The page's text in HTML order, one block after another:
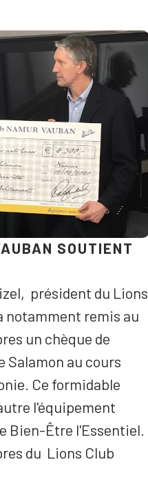
SOUTIENT
président du Lions
notamment remis au
un chèque de
Salamon au cours
Ce formidable
l'équipement
Bien-Être l'Essentiel.
du Lions Club